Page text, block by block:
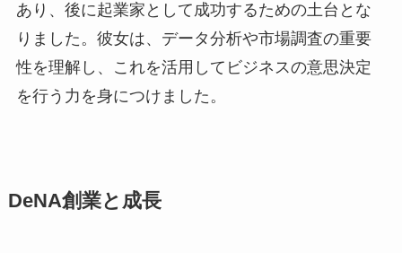
あり、後に起業家として成功するための土台とな
りました。彼女は、データ分析や市場調査の重要
性を理解し、これを活用してビジネスの意思決定
を行う力を身につけました。
DeNA創業と成長